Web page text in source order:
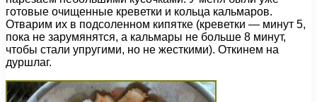
готовые очищенные креветки и кольца кальмаров.
Отварим их в подсоленном кипятке (креветки — минут 5,
пока не зарумянятся, а кальмары не больше 8 минут,
чтобы стали упругими, но не жесткими). Откинем на
дуршлаг.